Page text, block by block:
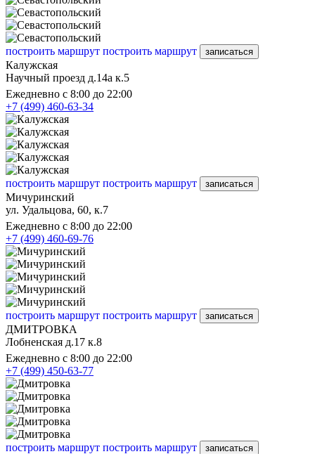
построить маршрут построить маршрут записаться
Калужская
Научный проезд д.14а к.5
Ежедневно с 8:00 до 22:00
+7 (499) 460-63-34
построить маршрут построить маршрут записаться
Мичуринский
ул. Удальцова, 60, к.7
Ежедневно с 8:00 до 22:00
+7 (499) 460-69-76
построить маршрут построить маршрут записаться
ДМИТРОВКА
Лобненская д.17 к.8
Ежедневно с 8:00 до 22:00
+7 (499) 450-63-77
построить маршрут построить маршрут записаться